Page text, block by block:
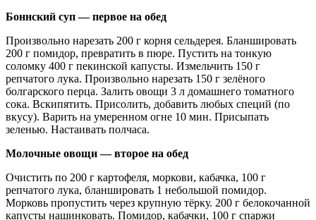
Боннский суп — первое на обед
Произвольно нарезать 200 г корня сельдерея. Бланшировать
200 г помидор, превратить в пюре. Пустить на тонкую
соломку 400 г пекинской капусты. Измельчить 150 г
репчатого лука. Произвольно нарезать 150 г зелёного
болгарского перца. Залить овощи 3 л домашнего томатного
сока. Вскипятить. Присолить, добавить любых специй (по
вкусу). Варить на умеренном огне 10 мин. Присыпать
зеленью. Настаивать полчаса.
Молочные овощи — второе на обед
Очистить по 200 г картофеля, моркови, кабачка, 100 г
репчатого лука, бланшировать 1 небольшой помидор.
Морковь пропустить через крупную тёрку. 200 г белокочанной
капусты нашинковать. Помидор, кабачки, 100 г спаржи